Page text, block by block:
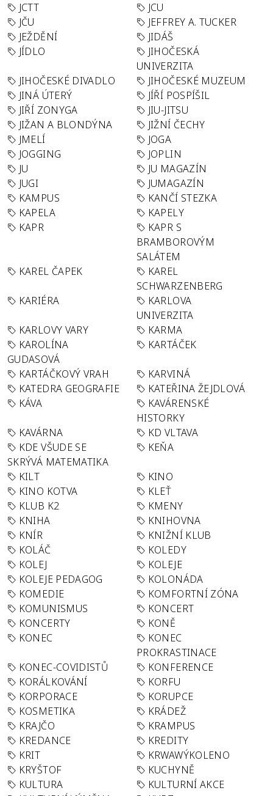
JCTT
JCU
JČU
JEFFREY A. TUCKER
JEŽDĚNÍ
JIDÁŠ
JÍDLO
JIHOČESKÁ
UNIVERZITA
JIHOČESKÉ DIVADLO
JIHOČESKÉ MUZEUM
JINÁ ÚTERÝ
JÍŘÍ POSPÍŠIL
JIŘÍ ZONYGA
JIU-JITSU
JIŽAN A BLONDÝNA
JIŽNÍ ČECHY
JMELÍ
JOGA
JOGGING
JOPLIN
JU
JU MAGAZÍN
JUGI
JUMAGAZÍN
KAMPUS
KANČÍ STEZKA
KAPELA
KAPELY
KAPR
KAPR S
BRAMBOROVÝM
SALÁTEM
KAREL ČAPEK
KAREL
SCHWARZENBERG
KARIÉRA
KARLOVA
UNIVERZITA
KARLOVY VARY
KARMA
KAROLÍNA
GUDASOVÁ
KARTÁČEK
KARTÁČKOVÝ VRAH
KARVINÁ
KATEDRA GEOGRAFIE
KATEŘINA ŽEJDLOVÁ
KÁVA
KAVÁRENSKÉ
HISTORKY
KAVÁRNA
KD VLTAVA
KDE VŠUDE SE
SKRÝVÁ MATEMATIKA
KEŇA
KILT
KINO
KINO KOTVA
KLEŤ
KLUB K2
KMENY
KNIHA
KNIHOVNA
KNÍR
KNIŽNÍ KLUB
KOLÁČ
KOLEDY
KOLEJ
KOLEJE
KOLEJE PEDAGOG
KOLONÁDA
KOMEDIE
KOMFORTNÍ ZÓNA
KOMUNISMUS
KONCERT
KONCERTY
KONĚ
KONEC
KONEC
PROKRASTINACE
KONEC-COVIDISTŮ
KONFERENCE
KORÁLKOVÁNÍ
KORFU
KORPORACE
KORUPCE
KOSMETIKA
KRÁDEŽ
KRAJČO
KRAMPUS
KREDANCE
KREDITY
KRIT
KRWAWÝKOLENO
KRYŠTOF
KUCHYNĚ
KULTURA
KULTURNÍ AKCE